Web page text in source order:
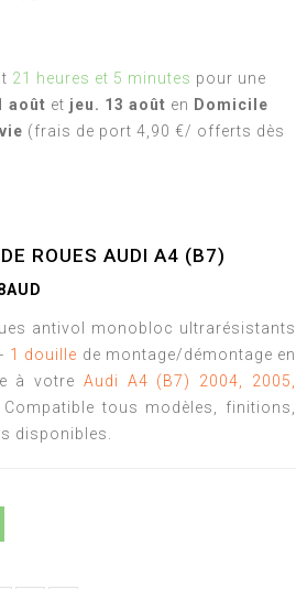
21 heures et 5 minutes pour une
août et jeu. 13 août en Domicile
(frais de port 4,90 €/ offerts dès
ROUES AUDI A4 (B7)
antivol monobloc ultrarésistants
1 douille de montage/démontage en
à votre Audi A4 (B7) 2004, 2005,
Compatible tous modèles, finitions,
disponibles.